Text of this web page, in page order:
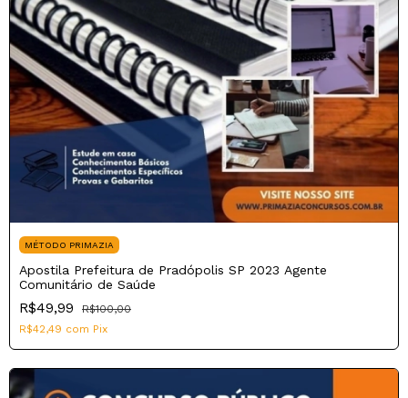
MÉTODO PRIMAZIA
Apostila Prefeitura de Pradópolis SP 2023 Agente
Comunitário de Saúde
R$49,99
R$100,00
R$42,49 com Pix